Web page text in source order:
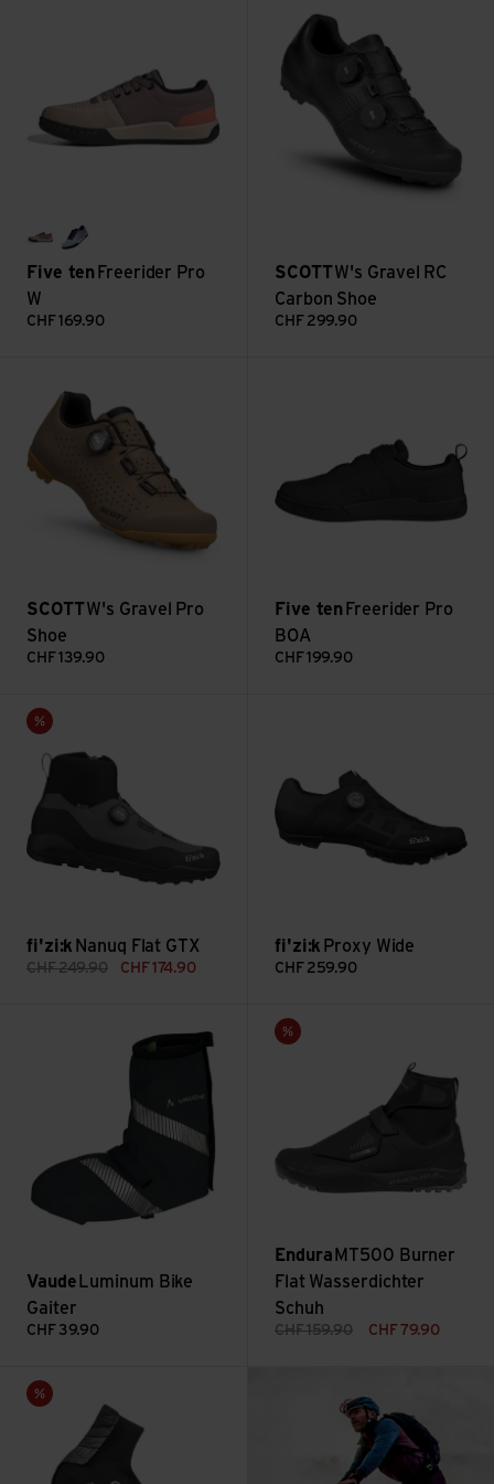
wonder taupe/grey one/wonder oxide
crystal sky/off white/glow blue
Five ten Freerider Pro
W
CHF 169.90
SCOTTW's Gravel RC
Carbon Shoe
CHF 299.90
SCOTTW's Gravel Pro
Shoe
CHF 139.90
Five ten Freerider Pro
BOA
CHF 199.90
Sale
fi'zi:k Nanuq Flat GTX
CHF249.90 CHF 174.90
Nanuq Flat GTX ansehen
fi'zi:k Proxy Wide
CHF 259.90
Vaude Luminum Bike
Gaiter
CHF 39.90
Sale
Endura MT500 Burner
Flat Wasserdichter
Schuh
CHF159.90 CHF 79.90
MT500 Burner Flat
Sale
Ride Winter Shoe Cover ansehen